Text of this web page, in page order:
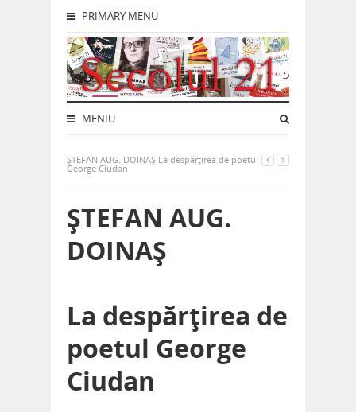
PRIMARY MENU
MENIU
ŞTEFAN AUG. DOINAŞ La despărţirea de poetul
George Ciudan
ŞTEFAN AUG.
DOINAŞ
La despărţirea de
poetul George
Ciudan